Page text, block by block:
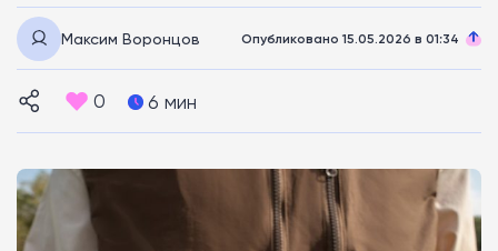
Максим Воронцов Опубликовано 15.05.2026 в 01:34
0 6 мин